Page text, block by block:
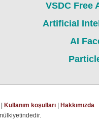
VSDC Free
Artificial
AI
Kullanım koşulları|
Hakkımızda